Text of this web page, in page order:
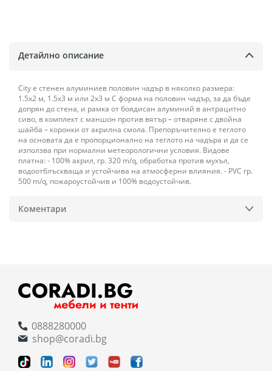
Детайлно описание
City е стенен алуминиев половин чадър в няколко размера:
1.5х2 м, 1.5х3 м или 2х3 м С форма на половин чадър, за да бъде
допрян до стена, и рамка от боядисан алуминий в антрацитно
сиво, в комплект с маншон против вятър – отваряне с двойна
шайба – коронки от акрилна смола. Препоръчително е теглото
на основата да е пропорционално на теглото на чадъра и да се
използва при нормални метеорологични условия. Видове
платна: - 100% акрил, гр. 320 m/q, обработка против мухъл,
водоотблъскваща и устойчива на атмосферни влияния. - PVC гр.
500 m/q, пожароустойчив и 100% водоустойчив.
Коментари
0888280000
shop@coradi.bg